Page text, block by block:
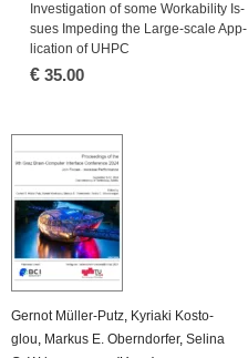
In­ves­ti­ga­ti­on of some Worka­bi­li­ty Is­
su­es Im­pe­ding the Lar­ge-sca­le Ap­p­
li­ca­ti­on of UHPC
€ 35.00
Ger­not Mül­ler-Putz Ky­ria­ki Kos­to­
glou Mar­kus E. Obern­dor­fer, Se­li­na